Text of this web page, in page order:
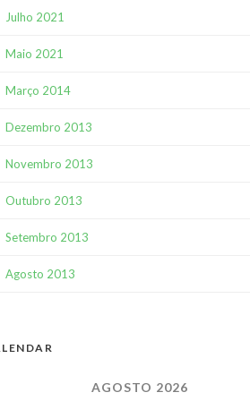
Julho 2021
Maio 2021
Março 2014
Dezembro 2013
Novembro 2013
Outubro 2013
Setembro 2013
Agosto 2013
AGOSTO 2026